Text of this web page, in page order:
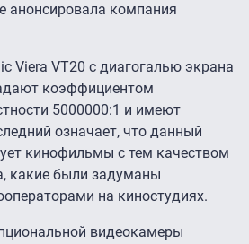
анонсировала компания
Viera VT20 c диагогалью экрана
коэффициентом
5000000:1 и имеют
означает, что данный
кинофильмы с тем качеством
какие были задуманы
на киностудиях.
видеокамеры